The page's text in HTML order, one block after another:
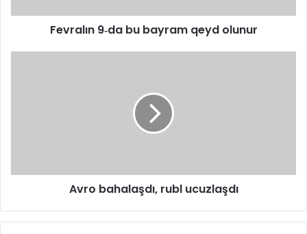
Fevralın 9‑da bu bayram qeyd olunur
Avro bahalaşdı, rubl ucuzlaşdı